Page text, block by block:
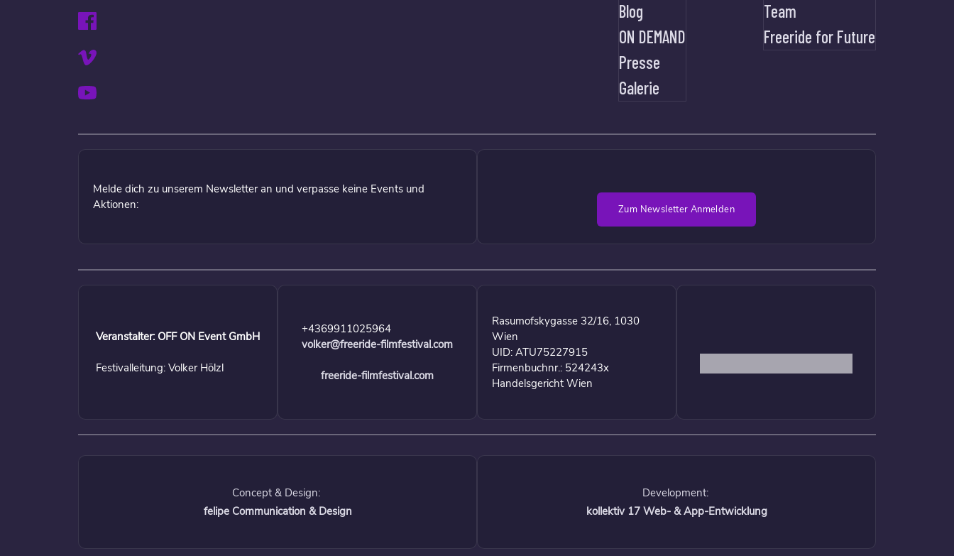
Blog
ON DEMAND
Presse
Galerie
Team
Freeride for Future
Melde dich zu unserem Newsletter an und verpasse keine Events und
Aktionen:
Zum Newsletter Anmelden
Veranstalter: OFF ON Event GmbH
Festivalleitung: Volker Hölzl
+4369911025964
volker@freeride-filmfestival.com
freeride-filmfestival.com
Rasumofskygasse 32/16, 1030
Wien
UID: ATU75227915
Firmenbuchnr.: 524243x
Handelsgericht Wien
Concept & Design:
felipe Communication & Design
Development:
kollektiv 17 Web- & App-Entwicklung